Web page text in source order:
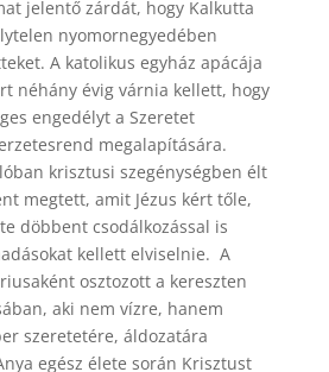
jelentő zárdát, hogy Kalkutta
nyomornegyedében
A katolikus egyház apácája
néhány évig várnia kellett, hogy
engedélyt a Szeretet
megalapítására.
krisztusi szegénységben élt
megtett, amit Jézus kért tőle,
döbbent csodálkozással is
kellett elviselnie. A
osztozott a kereszten
aki nem vízre, hanem
szeretetére, áldozatára
egész élete során Krisztust